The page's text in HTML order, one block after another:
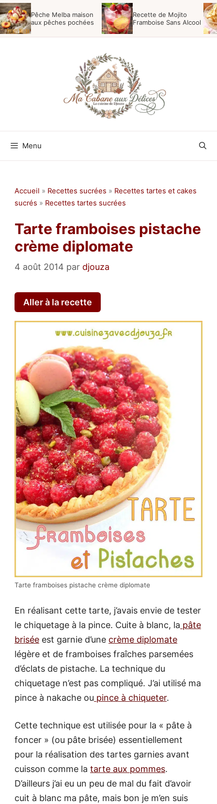
Aller
au
contenu
Pêche Melba maison
aux pêches pochées
Recette de Mojito
Framboise Sans Alcool
Menu
Accueil » Recettes sucrées » Recettes tartes et cakes
sucrés » Recettes tartes sucrées
Tarte framboises pistache
crème diplomate
4 août 2014 par djouza
Aller à la recette
Tarte framboises pistache crème diplomate
En réalisant cette tarte, j’avais envie de tester
le chiquetage à la pince. Cuite à blanc, la pâte
brisée est garnie d’une crème diplomate
légère et de framboises fraîches parsemées
d’éclats de pistache. La technique du
chiquetage n’est pas compliqué. J’ai utilisé ma
pince à nakache ou pince à chiqueter.
Cette technique est utilisée pour la « pâte à
foncer » (ou pâte brisée) essentiellement
pour la réalisation des tartes garnies avant
cuisson comme la tarte aux pommes.
D’ailleurs j’ai eu un peu de mal du fait d’avoir
cuit à blanc ma pâte, mais bon je m’en suis